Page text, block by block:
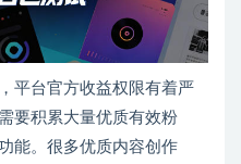
平台官方收益权限有着严
要积累大量优质有效粉
能。很多优质内容创作